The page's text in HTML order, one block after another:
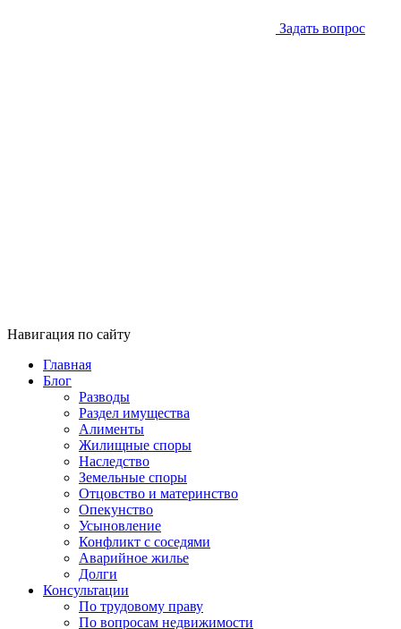
Задать вопрос
Навигация по сайту
Главная
Блог
Разводы
Раздел имущества
Алименты
Жилищные споры
Наследство
Земельные споры
Отцовство и материнство
Опекунство
Усыновление
Конфликт с соседями
Аварийное жилье
Долги
Консультации
По трудовому праву
По вопросам недвижимости